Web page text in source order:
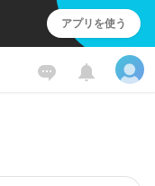
アプリを使う